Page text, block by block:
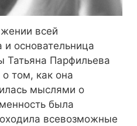
всей
основательница
Парфильева
том, как она
мыслями о
была
всевозможные